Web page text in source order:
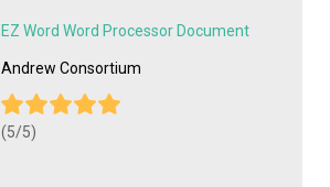
EZ Word Word Processor Document
Andrew Consortium
(5/5)